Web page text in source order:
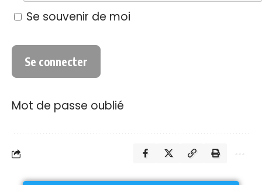
Se souvenir de moi
Mot de passe oublié